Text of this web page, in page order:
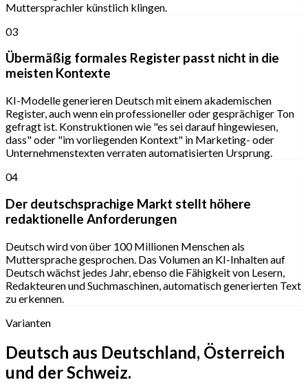
Muttersprachler künstlich klingen.
03
Übermäßig formales Register passt nicht in die
meisten Kontexte
KI-Modelle generieren Deutsch mit einem akademischen
Register, auch wenn ein professioneller oder gesprächiger Ton
gefragt ist. Konstruktionen wie "es sei darauf hingewiesen,
dass" oder "im vorliegenden Kontext" in Marketing- oder
Unternehmenstexten verraten automatisierten Ursprung.
04
Der deutschsprachige Markt stellt höhere
redaktionelle Anforderungen
Deutsch wird von über 100 Millionen Menschen als
Muttersprache gesprochen. Das Volumen an KI-Inhalten auf
Deutsch wächst jedes Jahr, ebenso die Fähigkeit von Lesern,
Redakteuren und Suchmaschinen, automatisch generierten Text
zu erkennen.
Varianten
Deutsch aus Deutschland, Österreich
und der Schweiz.